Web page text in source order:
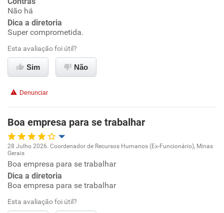
Conciliação com a vida familiar
Recomenda esta empresa
Não há
Dica a diretoria
Super comprometida.
Esta avaliação foi útil?
Sim Não
Denunciar
Boa empresa para se trabalhar
Oportunidade de promoção
Conciliação com a vida familiar
28 Julho 2026. Coordenador de Recursos Humanos (Ex-Funcionário), Minas
Gerais
Boa empresa para se trabalhar
Dica a diretoria
Boa empresa para se trabalhar
Esta avaliação foi útil?